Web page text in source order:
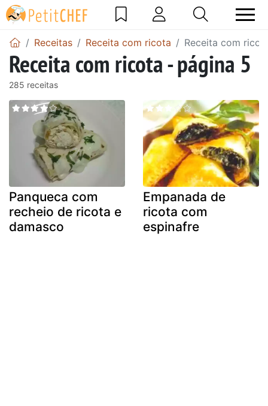
Receitas Receita com ricota Receita com
Receita com ricota - página 5
285 receitas
Panqueca com
recheio de ricota e
damasco
Empanada de
ricota com
espinafre